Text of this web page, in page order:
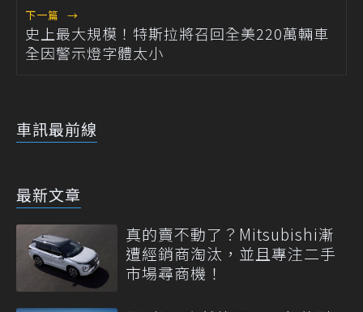
下一篇 →
史上最大規模！特斯拉將召回全美220萬輛車
全因警示燈字體太小
車訊最前線
最新文章
真的賣不動了？Mitsubishi漸
遭經銷商淘汰，並且專注二手
市場尋商機！